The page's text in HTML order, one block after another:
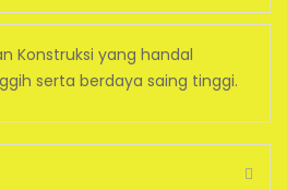
Konstruksi yang handal
serta berdaya saing tinggi.